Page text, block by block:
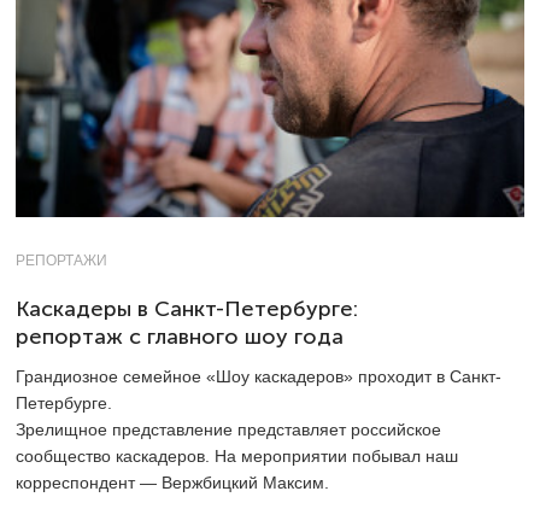
РЕПОРТАЖИ
Каскадеры в Санкт-Петербурге:
репортаж с главного шоу года
Грандиозное семейное «Шоу каскадеров» проходит в Санкт-
Петербурге.
Зрелищное представление представляет российское
сообщество каскадеров. На мероприятии побывал наш
корреспондент — Вержбицкий Максим.